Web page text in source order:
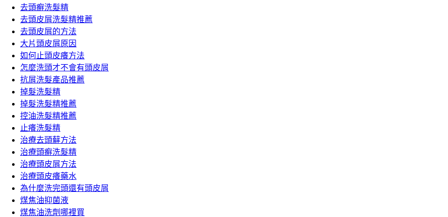
去頭癬洗髮精
去頭皮屑洗髮精推薦
去頭皮屑的方法
大片頭皮屑原因
如何止頭皮癢方法
怎麼洗頭才不會有頭皮屑
抗屑洗髮產品推薦
掉髮洗髮精
掉髮洗髮精推薦
控油洗髮精推薦
止癢洗髮精
治療去頭蘚方法
治療頭癬洗髮精
治療頭皮屑方法
治療頭皮癢藥水
為什麼洗完頭還有頭皮屑
煤焦油抑菌液
煤焦油洗劑哪裡買